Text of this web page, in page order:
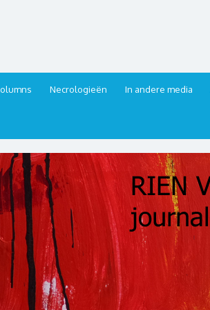
Necrologieën In andere media